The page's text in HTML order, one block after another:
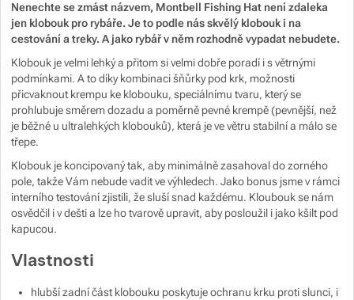
Nenechte se zmást názvem, Montbell Fishing Hat není zdaleka
jen klobouk pro rybáře. Je to podle nás skvělý klobouk i na
cestování a treky. A jako rybář v něm rozhodně vypadat nebudete.
Klobouk je velmi lehký a přitom si velmi dobře poradí i s větrnými
podmínkami. A to díky kombinaci šňůrky pod krk, možnosti
přicvaknout krempu ke klobouku, speciálnímu tvaru, který se
prohlubuje směrem dozadu a poměrně pevné krempě (pevnější, než
je běžné u ultralehkých klobouků), která je ve větru stabilní a málo se
třepe.
Klobouk je koncipovaný tak, aby minimálně zasahoval do zorného
pole, takže Vám nebude vadit ve výhledech. Jako bonus jsme v rámci
interního testování zjistili, že sluší snad každému. Kloubouk se nám
osvědčil i v dešti a lze ho tvarově upravit, aby posloužil i jako kšilt pod
kapucou.
Vlastnosti
hlubší zadní část klobouku poskytuje ochranu krku proti slunci, i
Zobrazit více
Zobrazit více
Zobrazit více
Zobrazit více
Zobrazit více
Zobrazit více
Zobrazit více
Zobrazit více
Zobrazit více
Zobrazit více
Zobrazit více
Zobrazit více
Zobrazit více
Zobrazit více
Zobrazit více